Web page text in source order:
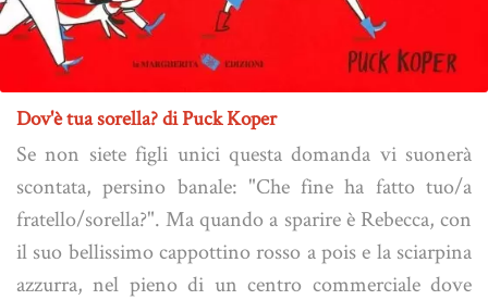
Dov'è tua sorella? di Puck Koper
Se non siete figli unici questa domanda vi suonerà
scontata, persino banale: "Che fine ha fatto tuo/a
fratello/sorella?". Ma quando a sparire è Rebecca, con
il suo bellissimo cappottino rosso a pois e la sciarpina
azzurra, nel pieno di un centro commerciale dove